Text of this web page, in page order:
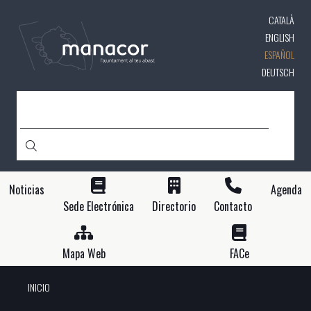
contenido
principal
CATALÀ
ENGLISH
ESPAÑOL
DEUTSCH
Noticias
Sede Electrónica
Directorio Contacto
Agenda
Mapa Web FACe
INICIO